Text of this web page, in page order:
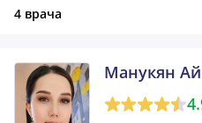
4 врача
Манукян